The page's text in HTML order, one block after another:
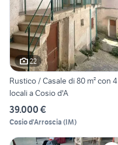
22
Rustico / Casale di 80 m² con 4
locali a Cosio d'A
39.000 €
Cosio d'Arroscia (IM)